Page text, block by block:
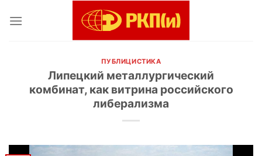
ПУБЛИЦИСТИКА
Липецкий металлургический
комбинат, как витрина российского
либерализма